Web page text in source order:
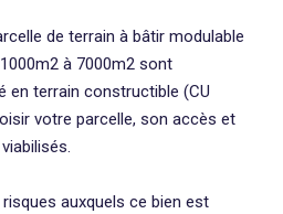
de terrain à bâtir modulable
à 7000m2 sont
en terrain constructible (CU
votre parcelle, son accès et
auxquels ce bien est